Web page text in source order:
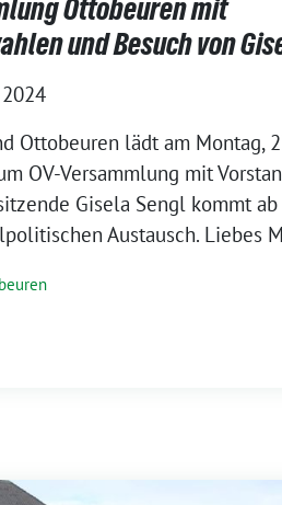
Ottobeuren mit
und Besuch von
Ottobeuren lädt am Montag,
OV-Versammlung mit
Gisela Sengl kommt ab
Austausch. Liebes